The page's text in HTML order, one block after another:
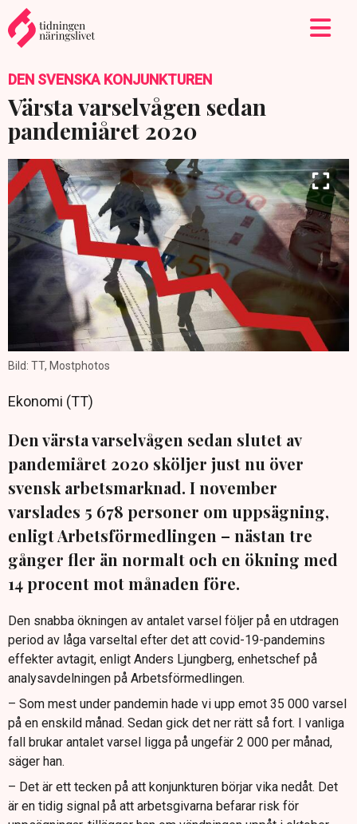
DEN SVENSKA KONJUNKTUREN
Värsta varselvågen sedan
pandemiåret 2020
Bild: TT, Mostphotos
Ekonomi (TT)
Den värsta varselvågen sedan slutet av
pandemiåret 2020 sköljer just nu över
svensk arbetsmarknad. I november
varslades 5 678 personer om uppsägning,
enligt Arbetsförmedlingen – nästan tre
gånger fler än normalt och en ökning med
14 procent mot månaden före.
Den snabba ökningen av antalet varsel följer på en utdragen
period av låga varseltal efter det att covid-19-pandemins
effekter avtagit, enligt Anders Ljungberg, enhetschef på
analysavdelningen på Arbetsförmedlingen.
– Som mest under pandemin hade vi upp emot 35 000 varsel
på en enskild månad. Sedan gick det ner rätt så fort. I vanliga
fall brukar antalet varsel ligga på ungefär 2 000 per månad,
säger han.
– Det är ett tecken på att konjunkturen börjar vika nedåt. Det
är en tidig signal på att arbetsgivarna befarar risk för